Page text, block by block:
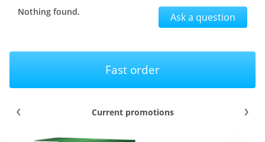
Nothing found. Ask a question
Fast order
Current promotions